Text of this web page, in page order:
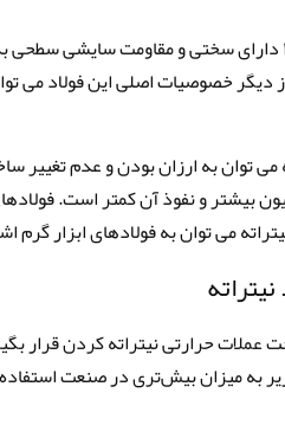
خرید فولاد نیتراته ۱٫۸۵۵۰ دارای سختی و
خصوصیات اصلی این فولاد می
می توان به ارزان بودن و عدم
بیشتر و نفوذ آن کمتر است.
می توان به فولادهای ابزار گرم
حرارتی نیتراته کردن قرار
به میزان بیش‌تری در صنعت